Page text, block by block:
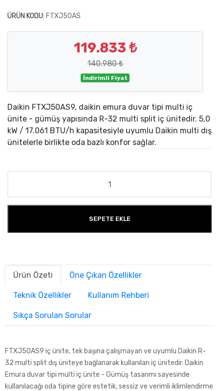
ÜRÜN KODU: FTXJ50AS
119.833 ₺
140.980 ₺
İndirimli Fiyat
Daikin FTXJ50AS9, daikin emura duvar tipi multi iç
ünite - gümüş yapısında R-32 multi split iç ünitedir. 5,0
kW / 17.061 BTU/h kapasitesiyle uyumlu Daikin multi dış
ünitelerle birlikte oda bazlı konfor sağlar.
SEPETE EKLE
Ürün Özeti Öne Çıkan Özellikler
Teknik Özellikler Kullanım Rehberi
Sıkça Sorulan Sorular
FTXJ50AS9 iç ünite, tek başına çalışmayan ve uyumlu Daikin R-
32 multi split dış üniteye bağlanarak kullanılan iç ünitedir. Daikin
Emura duvar tipi multi iç ünite - Gümüş tasarımı sayesinde
kullanılacağı oda tipine göre estetik, sessiz ve verimli iklimlendirme